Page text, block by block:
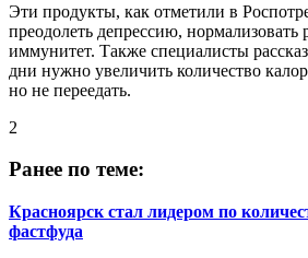
Эти продукты, как отметили в
преодолеть депрессию,
иммунитет. Также специалисты
дни нужно увеличить количество
но не переедать.
2
Ранее по теме:
Красноярск стал лидером по
фастфуда